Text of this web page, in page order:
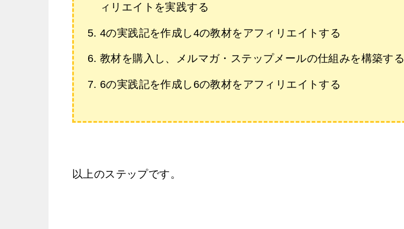
ィリエイトを実践する
4の実践記を作成し4の教材をアフィリエイトする
教材を購入し、メルマガ・ステップメールの仕組みを構築する
6の実践記を作成し6の教材をアフィリエイトする
以上のステップです。